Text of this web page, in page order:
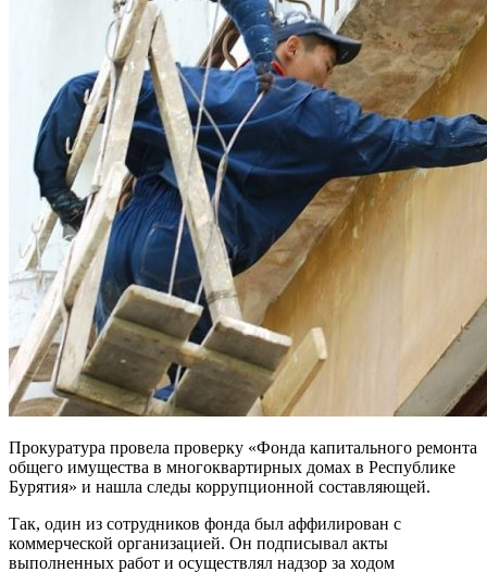
Прокуратура провела проверку «Фонда капитального ремонта
общего имущества в многоквартирных домах в Республике
Бурятия» и нашла следы коррупционной составляющей.
Так, один из сотрудников фонда был аффилирован с
коммерческой организацией. Он подписывал акты
выполненных работ и осуществлял надзор за ходом